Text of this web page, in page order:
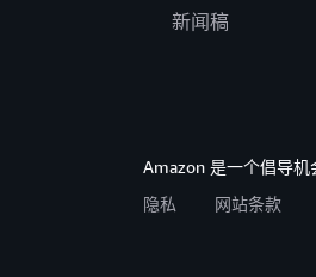
新闻稿
Amazon 是一个倡导机
隐私
网站条款